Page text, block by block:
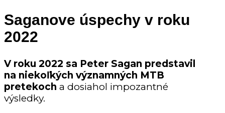
Saganove úspechy v roku
2022
V roku 2022 sa Peter Sagan predstavil
na niekoľkých významných MTB
pretekoch a dosiahol impozantné
výsledky.